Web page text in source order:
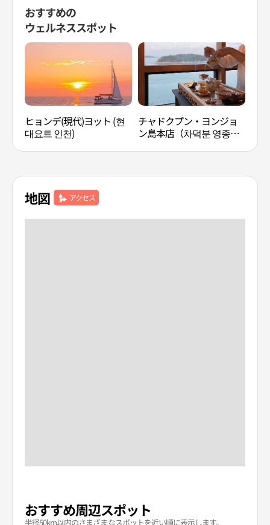
おすすめの
ウェルネススポット
ヒョンデ(現代)ヨット (현
대요트 인천)
チャドクプン・ヨンジョ
ン島本店（차덕분 영종도
地図 アクセス
おすすめ周辺スポット
半径50km以内のさまざまなスポットを近い順に表示します。